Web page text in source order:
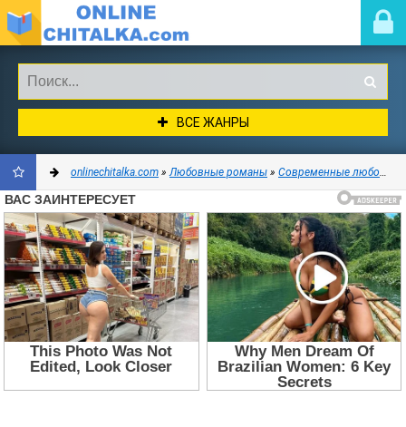
ВСЕ ЖАНРЫ
ДОБАВИТЬ
В
ЗАКЛАДКИ
onlinechitalka.com »Любовные романы » Современные любовные романы